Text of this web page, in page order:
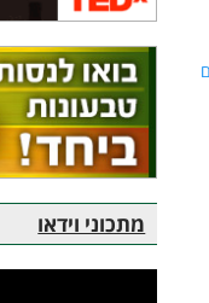
מתכוני וידאו